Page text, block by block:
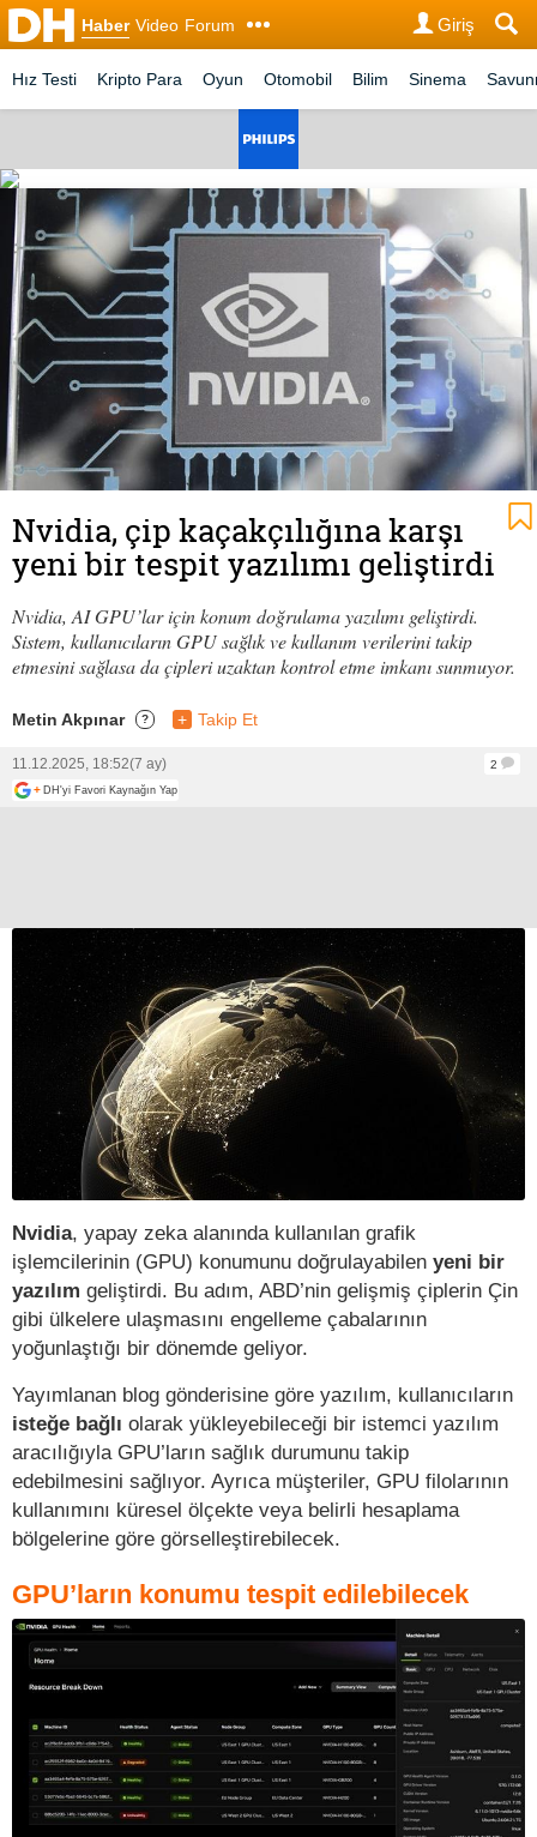
Haber Video Forum Giriş
Hız Testi Kripto Para Oyun Otomobil Bilim Sinema
Nvidia, çip kaçakçılığına karşı
yeni bir tespit yazılımı geliştirdi
Nvidia, AI GPU’lar için konum doğrulama yazılımı geliştirdi.
Sistem, kullanıcıların GPU sağlık ve kullanım verilerini takip
etmesini sağlasa da çipleri uzaktan kontrol etme imkanı sunmuyor.
Metin Akpınar ? + Takip Et
11.12.2025, 18:52(7 ay)
2
+ DH'yi Favori Kaynağın Yap
Nvidia, yapay zeka alanında kullanılan grafik
işlemcilerinin (GPU) konumunu doğrulayabilen yeni bir
yazılım geliştirdi. Bu adım, ABD’nin gelişmiş çiplerin Çin
gibi ülkelere ulaşmasını engelleme çabalarının
yoğunlaştığı bir dönemde geliyor.
Yayımlanan blog gönderisine göre yazılım, kullanıcıların
isteğe bağlı olarak yükleyebileceği bir istemci yazılım
aracılığıyla GPU’ların sağlık durumunu takip
edebilmesini sağlıyor. Ayrıca müşteriler, GPU filolarının
kullanımını küresel ölçekte veya belirli hesaplama
bölgelerine göre görselleştirebilecek.
GPU’ların konumu tespit edilebilecek